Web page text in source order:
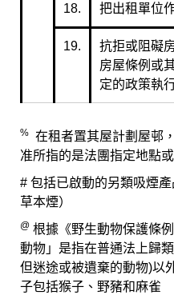
18. 把出租單位
19.
抗拒或阻礙
房屋條例或
定的政策執
% 在租者置其屋計劃屋邨
准所指的是法團指定地點
# 包括已啟動的另類吸煙
草本煙）
@ 根據《野生動物保護條
動物」是指在普通法上歸
但迷途或被遺棄的動物)以
子包括猴子、野豬和麻雀